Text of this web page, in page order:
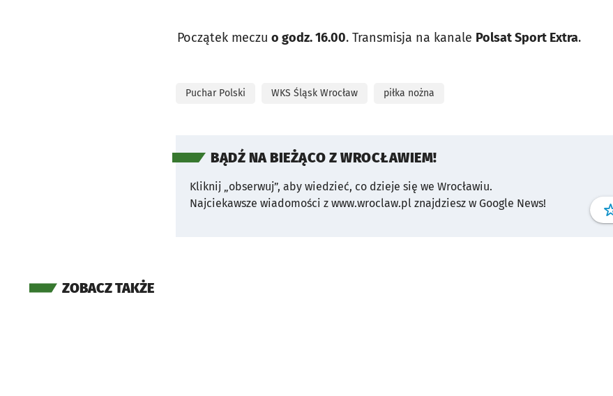
Początek meczu o godz. 16.00. Transmisja na kanale Polsat Sport Extra.
Puchar Polski WKS Śląsk Wrocław piłka nożna
BĄDŹ NA BIEŻĄCO Z WROCŁAWIEM!
Kliknij „obserwuj”, aby wiedzieć, co dzieje się we Wrocławiu.
Najciekawsze wiadomości z www.wroclaw.pl znajdziesz w Google News!
ZOBACZ TAKŻE